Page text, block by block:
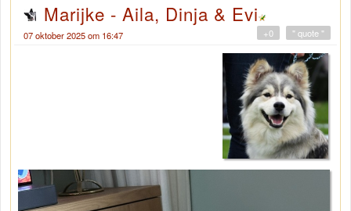
Marijke - Aila, Dinja & Evi
07 oktober 2025 om 16:47 " quote "
+0